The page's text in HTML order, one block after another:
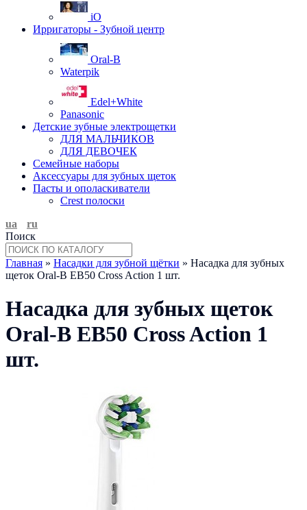
iO
Ирригаторы - Зубной центр
Oral-B
Waterpik
Edel+White
Panasonic
Детские зубные электрощетки
ДЛЯ МАЛЬЧИКОВ
ДЛЯ ДЕВОЧЕК
Семейные наборы
Аксессуары для зубных щеток
Пасты и ополаскиватели
Crest полоски
ua
ru
Поиск
Главная » Насадки для зубной щётки » Насадка для зубных
щеток Oral-B EB50 Cross Action 1 шт.
Насадка для зубных щеток
Oral-B EB50 Cross Action 1
шт.